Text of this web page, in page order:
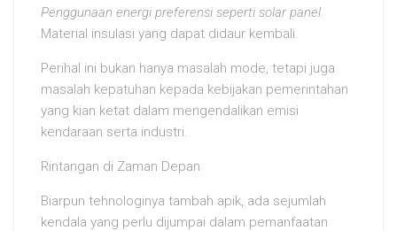
Penggunaan energi preferensi seperti solar panel.
Material insulasi yang dapat didaur kembali.
Perihal ini bukan hanya masalah mode, tetapi juga
masalah kepatuhan kepada kebijakan pemerintahan
yang kian ketat dalam mengendalikan emisi
kendaraan serta industri.
Rintangan di Zaman Depan
Biarpun tehnologinya tambah apik, ada sejumlah
kendala yang perlu dijumpai dalam pemanfaatan